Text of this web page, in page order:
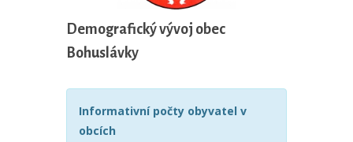
Demografický vývoj obec
Bohuslávky
Informativní počty obyvatel v
obcích